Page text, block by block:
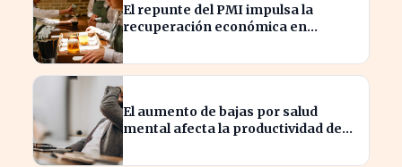
El repunte del PMI impulsa la
recuperación económica en
crecimiento
El aumento de bajas por salud
mental afecta la productividad de